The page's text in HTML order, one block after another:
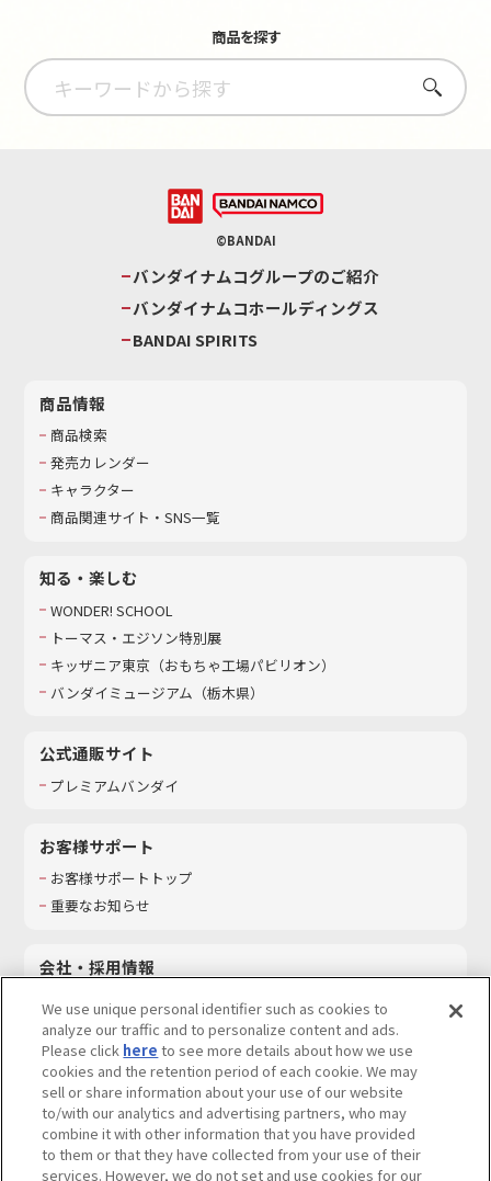
商品を探す
さがす
©BANDAI
バンダイナムコグループのご紹介
バンダイナムコホールディングス
BANDAI SPIRITS
商品情報
商品検索
発売カレンダー
キャラクター
商品関連サイト・SNS一覧
知る・楽しむ
WONDER! SCHOOL
トーマス・エジソン特別展
キッザニア東京（おもちゃ工場パビリオン）​
バンダイミュージアム（栃木県）
公式通販サイト
プレミアムバンダイ
お客様サポート
お客様サポートトップ
重要なお知らせ
会社・採用情報
採用情報
サステナビリティ
お問い合わせ
We use unique personal identifier such as cookies to
analyze our traffic and to personalize content and ads.
Please click here to see more details about how we use
cookies and the retention period of each cookie. We may
sell or share information about your use of our website
to/with our analytics and advertising partners, who may
combine it with other information that you have provided
to them or that they have collected from your use of their
services. However, we do not set and use cookies for our